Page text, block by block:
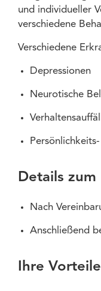
und individueller
verschiedene
Verschiedene
Depressionen
Neurotische
Details
Nach
Anschließend
Ihre Vorteile